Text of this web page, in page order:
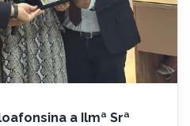
a Ilmª Srª